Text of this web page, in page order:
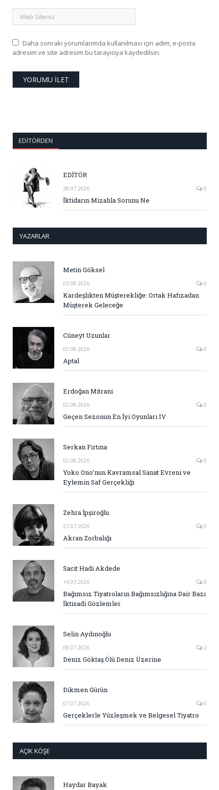
Daha sonraki yorumlarımda kullanılması için adım, e-posta
adresim ve site adresim bu tarayıcıya kaydedilsin.
EDITÖRDEN
EDİTÖR
28.07.2026 0
İktidarın Mizahla Sorunu Ne
YAZARLAR
Metin Göksel
03.08.2026 0
Kardeşlikten Müşterekliğe: Ortak Hafızadan
Müşterek Geleceğe
Cüneyt Uzunlar
02.08.2026 0
Aptal
Erdoğan Mitrani
02.08.2026 0
Geçen Sezonun En İyi Oyunları IV
Serkan Fırtına
02.08.2026 0
Yoko Ono’nun Kavramsal Sanat Evreni ve
Eylemin Saf Gerçekliği
Zehra İpşiroğlu
27.07.2026 0
Akran Zorbalığı
Sacit Hadi Akdede
14.07.2026 0
Bağımsız Tiyatroların Bağımsızlığına Dair Bazı
İktisadi Gözlemler
Selin Aydınoğlu
08.07.2026 2
Deniz Göktaş Ölü Deniz Üzerine
Dikmen Gürün
07.07.2026 0
Gerçeklerle Yüzleşmek ve Belgesel Tiyatro
AÇIK KÖŞE
Haydar Bayak